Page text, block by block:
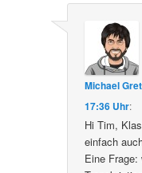
Michael
17:36 Uhr:
Hi Tim,
einfach
Eine